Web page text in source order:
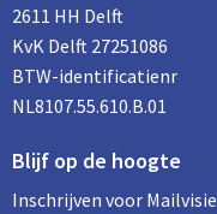
2611 HH Delft
KvK Delft 27251086
BTW-identificatienr
NL8107.55.610.B.01
Blijf op de hoogte
Inschrijven voor Mailvisie